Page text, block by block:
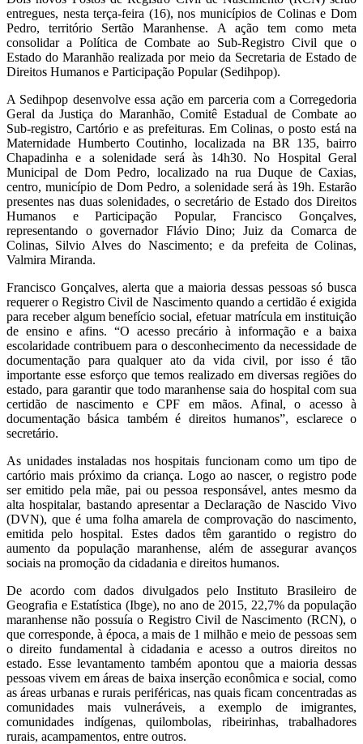
entregues, nesta terça-feira (16), nos municípios de Colinas e Dom
Pedro, território Sertão Maranhense. A ação tem como meta
consolidar a Política de Combate ao Sub-Registro Civil que o
Estado do Maranhão realizada por meio da Secretaria de Estado de
Direitos Humanos e Participação Popular (Sedihpop).
A Sedihpop desenvolve essa ação em parceria com a Corregedoria
Geral da Justiça do Maranhão, Comitê Estadual de Combate ao
Sub-registro, Cartório e as prefeituras. Em Colinas, o posto está na
Maternidade Humberto Coutinho, localizada na BR 135, bairro
Chapadinha e a solenidade será às 14h30. No Hospital Geral
Municipal de Dom Pedro, localizado na rua Duque de Caxias,
centro, município de Dom Pedro, a solenidade será às 19h. Estarão
presentes nas duas solenidades, o secretário de Estado dos Direitos
Humanos e Participação Popular, Francisco Gonçalves,
representando o governador Flávio Dino; Juiz da Comarca de
Colinas, Silvio Alves do Nascimento; e da prefeita de Colinas,
Valmira Miranda.
Francisco Gonçalves, alerta que a maioria dessas pessoas só busca
requerer o Registro Civil de Nascimento quando a certidão é exigida
para receber algum benefício social, efetuar matrícula em instituição
de ensino e afins. “O acesso precário à informação e a baixa
escolaridade contribuem para o desconhecimento da necessidade de
documentação para qualquer ato da vida civil, por isso é tão
importante esse esforço que temos realizado em diversas regiões do
estado, para garantir que todo maranhense saia do hospital com sua
certidão de nascimento e CPF em mãos. Afinal, o acesso à
documentação básica também é direitos humanos”, esclarece o
secretário.
As unidades instaladas nos hospitais funcionam como um tipo de
cartório mais próximo da criança. Logo ao nascer, o registro pode
ser emitido pela mãe, pai ou pessoa responsável, antes mesmo da
alta hospitalar, bastando apresentar a Declaração de Nascido Vivo
(DVN), que é uma folha amarela de comprovação do nascimento,
emitida pelo hospital. Estes dados têm garantido o registro do
aumento da população maranhense, além de assegurar avanços
sociais na promoção da cidadania e direitos humanos.
De acordo com dados divulgados pelo Instituto Brasileiro de
Geografia e Estatística (Ibge), no ano de 2015, 22,7% da população
maranhense não possuía o Registro Civil de Nascimento (RCN), o
que corresponde, à época, a mais de 1 milhão e meio de pessoas sem
o direito fundamental à cidadania e acesso a outros direitos no
estado. Esse levantamento também apontou que a maioria dessas
pessoas vivem em áreas de baixa inserção econômica e social, como
as áreas urbanas e rurais periféricas, nas quais ficam concentradas as
comunidades mais vulneráveis, a exemplo de imigrantes,
comunidades indígenas, quilombolas, ribeirinhas, trabalhadores
rurais, acampamentos, entre outros.